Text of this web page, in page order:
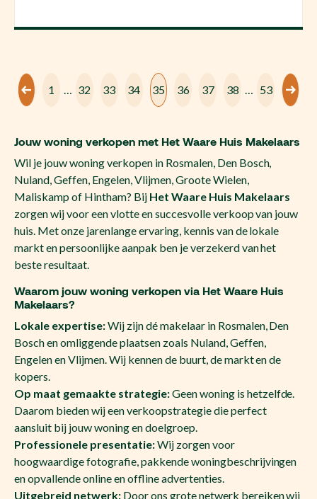
1 … 32 33 34 35 36 37 38 … 53
Jouw woning verkopen met Het Waare Huis Makelaars
Wil je jouw woning verkopen in Rosmalen, Den Bosch,
Nuland, Geffen, Engelen, Vlijmen, Groote Wielen,
Maliskamp of Hintham? Bij Het Waare Huis Makelaars
zorgen wij voor een vlotte en succesvolle verkoop van jouw
huis. Met onze jarenlange ervaring, kennis van de lokale
markt en persoonlijke aanpak ben je verzekerd van het
beste resultaat.
Waarom jouw woning verkopen via Het Waare Huis
Makelaars?
Lokale expertise:Wij zijn dé makelaar in Rosmalen, Den
Bosch en omliggende plaatsen zoals Nuland, Geffen,
Engelen en Vlijmen. Wij kennen de buurt, de markt en de
kopers.
Op maat gemaakte strategie:Geen woning is hetzelfde.
Daarom bieden wij een verkoopstrategie die perfect
aansluit bij jouw woning en doelgroep.
Professionele presentatie:Wij zorgen voor
hoogwaardige fotografie, pakkende woningbeschrijvingen
en opvallende online en offline advertenties.
Uitgebreid netwerk:Door ons grote netwerk bereiken wij